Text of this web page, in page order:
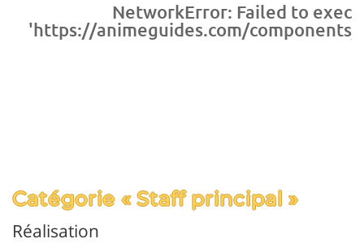
NetworkError: Failed to
'https://animeguides.com/
Catégorie « Staff principal »
Réalisation